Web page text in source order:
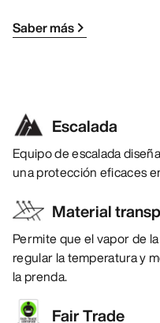
Saber más
Escalada
Equipo de escalada
una protección eficaces
Material
Permite que el vapor de
regular la temperatura y
la prenda.
Fair Trade